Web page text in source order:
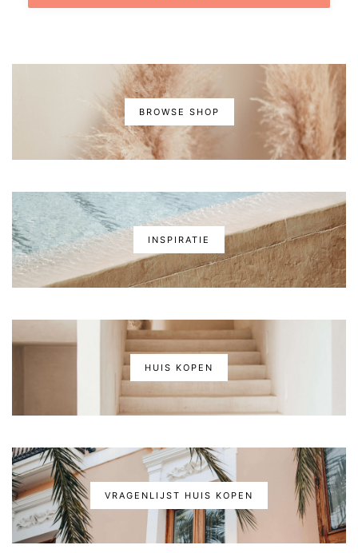
BROWSE SHOP
INSPIRATIE
HUIS KOPEN
VRAGENLIJST HUIS KOPEN